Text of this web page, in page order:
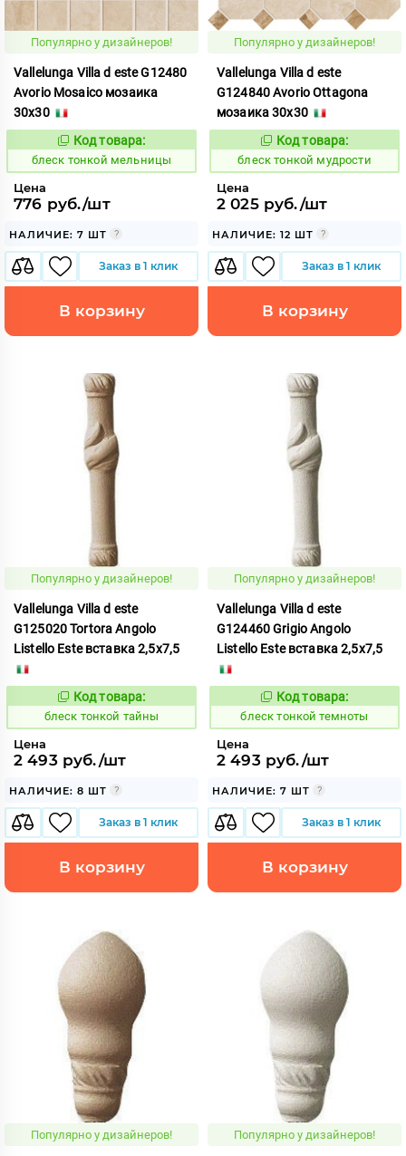
Популярно у дизайнеров!
Vallelunga Villa d este G12480
Avorio Mosaico мозаика
30x30
44049
Код товара:
блеск тонкой мельницы
Цена
776 руб./шт
НАЛИЧИЕ: 7 ШТ
Заказ в 1 клик
В корзину
Популярно у дизайнеров!
Vallelunga Villa d este
G124840 Avorio Ottagona
мозаика 30x30
44055
Код товара:
блеск тонкой мудрости
Цена
2 025 руб./шт
НАЛИЧИЕ: 12 ШТ
Заказ в 1 клик
В корзину
Популярно у дизайнеров!
Vallelunga Villa d este
G125020 Tortora Angolo
Listello Este вставка 2,5x7,5
44101
Код товара:
блеск тонкой тайны
Цена
2 493 руб./шт
НАЛИЧИЕ: 8 ШТ
Заказ в 1 клик
В корзину
Популярно у дизайнеров!
Vallelunga Villa d este
G124460 Grigio Angolo
Listello Este вставка 2,5x7,5
44102
Код товара:
блеск тонкой темноты
Цена
2 493 руб./шт
НАЛИЧИЕ: 7 ШТ
Заказ в 1 клик
В корзину
Популярно у дизайнеров! Популярно у дизайнеров!